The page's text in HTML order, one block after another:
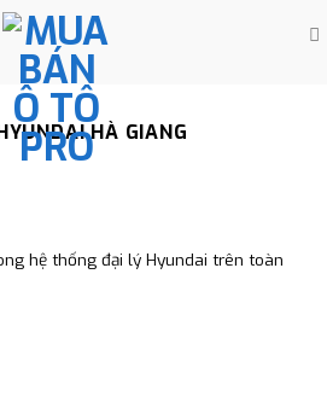
HÀ GIANG
hệ thống đại lý Hyundai trên toàn